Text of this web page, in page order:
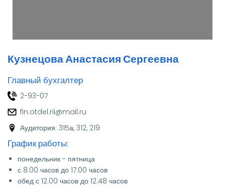
Кузнецова Анастасия Сергеевна
Главный бухгалтер
2-93-07
fin.otdel.rii@mail.ru
Аудитория: 315а, 312, 219
График
График работы:
понедельник - пятница
с 8.00 часов до 17.00 часов
обед с 12.00 часов до 12.48 часов